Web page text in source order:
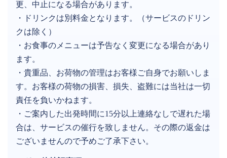
更、中止になる場合があります。
・ドリンクは別料金となります。（サービスのドリン
クは除く）
・お食事のメニューは予告なく変更になる場合があり
ます。
・貴重品、お荷物の管理はお客様ご自身でお願いしま
す。お客様の荷物の損害、損失、盗難には当社は一切
責任を負いかねます。
・ご案内した出発時間に15分以上連絡なしで遅れた場
合は、サービスの催行を致しません。その際の返金は
ございませんので予めご了承下さい。